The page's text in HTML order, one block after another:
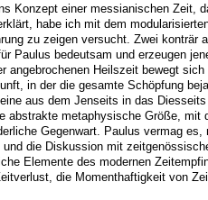
Konzept einer messianischen Zeit,
habe ich mit dem
zu zeigen versucht. Zwei konträr
Paulus bedeutsam und erzeugen
angebrochenen Heilszeit bewegt
in der die gesamte Schöpfung
aus dem Jenseits in das
abstrakte metaphysische Größe, mit
Gegenwart. Paulus vermag
und die Diskussion mit
Elemente des modernen
die Momenthaftigkeit von